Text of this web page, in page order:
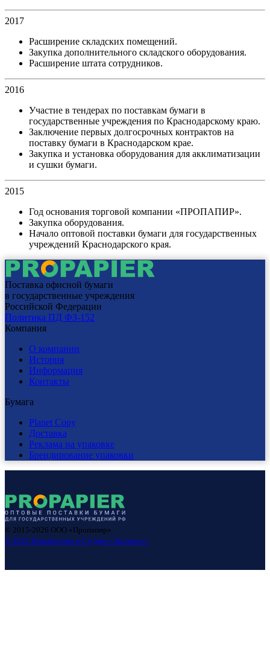
2017
Расширение складских помещений.
Закупка дополнительного складского оборудования.
Расширение штата сотрудников.
2016
Участие в тендерах по поставкам бумаги в
государственные учреждения по Краснодарскому краю.
Заключение первых долгосрочных контрактов на
поставку бумаги в Краснодарском крае.
Закупка и установка оборудования для акклиматизации
и сушки бумаги.
2015
Год основания торговой компании «ПРОПАПИР».
Закупка оборудования.
Начало оптовой поставки бумаги для государственных
учреждений Краснодарского края.
Поставка офисной бумаги
в государственные учреждения
Российской Федерации
Политика ПД ФЗ-152
Компания
О компании
История
Информация
Контакты
Бумага
Planet Copy
Доставка
Реклама на упаковке
Брендирование упаковки
© 2015-2026 ООО «Пропапир»
© 2022 Разработано в Студии «Экспресс»